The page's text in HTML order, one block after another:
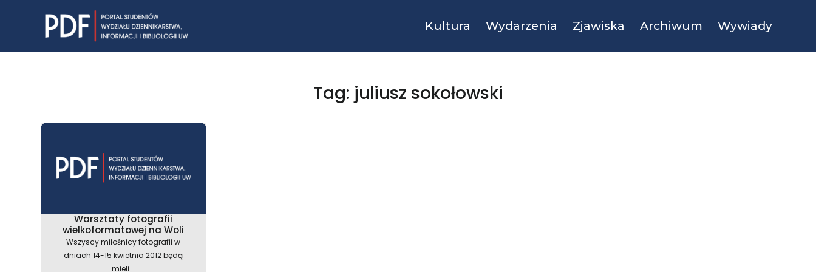
Kultura Wydarzenia Zjawiska Archiwum Wywiady
Tag: juliusz sokołowski
Warsztaty fotografii
wielkoformatowej na Woli
Wszyscy miłośnicy fotografii w
dniach 14-15 kwietnia 2012 będą
mieli...